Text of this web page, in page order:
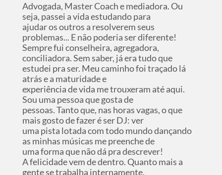
Advogada, Master Coach e mediadora. Ou
seja, passei a vida estudando para
ajudar os outros a resolverem seus
problemas... E não poderia ser diferente!
Sempre fui conselheira, agregadora,
conciliadora. Sem saber, já era tudo que
estudei pra ser. Meu caminho foi traçado lá
atrás e a maturidade e
experiência de vida me trouxeram até aqui.
Sou uma pessoa que gosta de
pessoas. Tanto que, nas horas vagas, o que
mais gosto de fazer é ser DJ: ver
uma pista lotada com todo mundo dançando
as minhas músicas me preenche de
uma forma que não dá pra descrever!
A felicidade vem de dentro. Quanto mais a
gente se trabalha internamente,